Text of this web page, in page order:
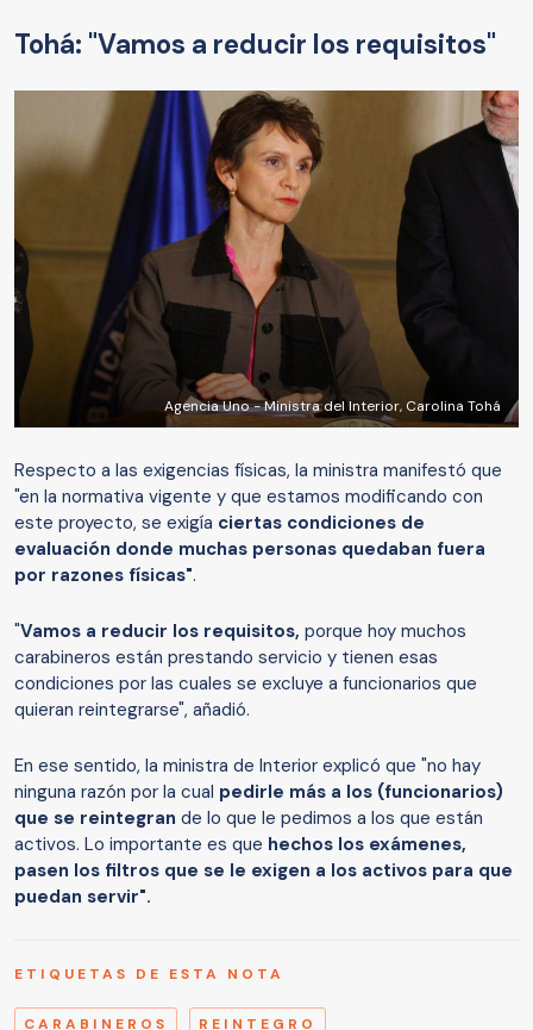
Tohá: "Vamos a reducir los requisitos"
Agencia Uno - Ministra del Interior, Carolina Tohá
Respecto a las exigencias físicas, la ministra manifestó que
"en la normativa vigente y que estamos modificando con
este proyecto, se exigía ciertas condiciones de
evaluación donde muchas personas quedaban fuera
por razones físicas".
"Vamos a reducir los requisitos, porque hoy muchos
carabineros están prestando servicio y tienen esas
condiciones por las cuales se excluye a funcionarios que
quieran reintegrarse", añadió.
En ese sentido, la ministra de Interior explicó que "no hay
ninguna razón por la cual pedirle más a los (funcionarios)
que se reintegran de lo que le pedimos a los que están
activos. Lo importante es que hechos los exámenes,
pasen los filtros que se le exigen a los activos para que
puedan servir".
ETIQUETAS DE ESTA NOTA
CARABINEROS REINTEGRO